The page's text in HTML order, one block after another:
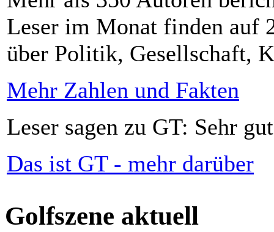
Leser im Monat finden auf
über Politik, Gesellschaft,
Mehr Zahlen und Fakten
Leser sagen zu GT: Sehr
Das ist GT - mehr darüber
Golfszene aktuell